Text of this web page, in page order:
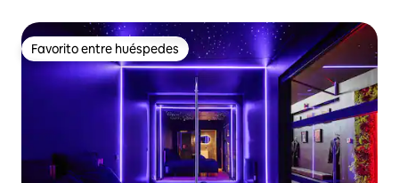
Favorito entre huéspedes
Favorito entre huéspedes